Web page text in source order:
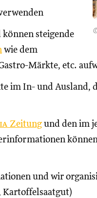
steigende
wie dem
Märkte, etc.
im In- und Ausland,
Zeitungund den im
können
und wir
Kartoffelsaatgut)